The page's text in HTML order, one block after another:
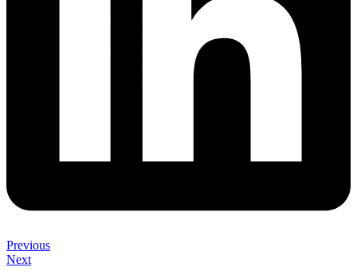
Previous
Next